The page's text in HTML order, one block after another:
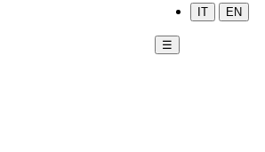
IT EN
☰